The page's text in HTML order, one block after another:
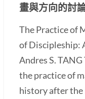
畫與方向的討
The Practice of
of Discipleship:
Andres S.
the practice of
history after the